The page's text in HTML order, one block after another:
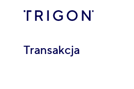
Transakcja